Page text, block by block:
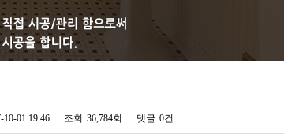
10-01 19:46 조회 36,784회 댓글 0건